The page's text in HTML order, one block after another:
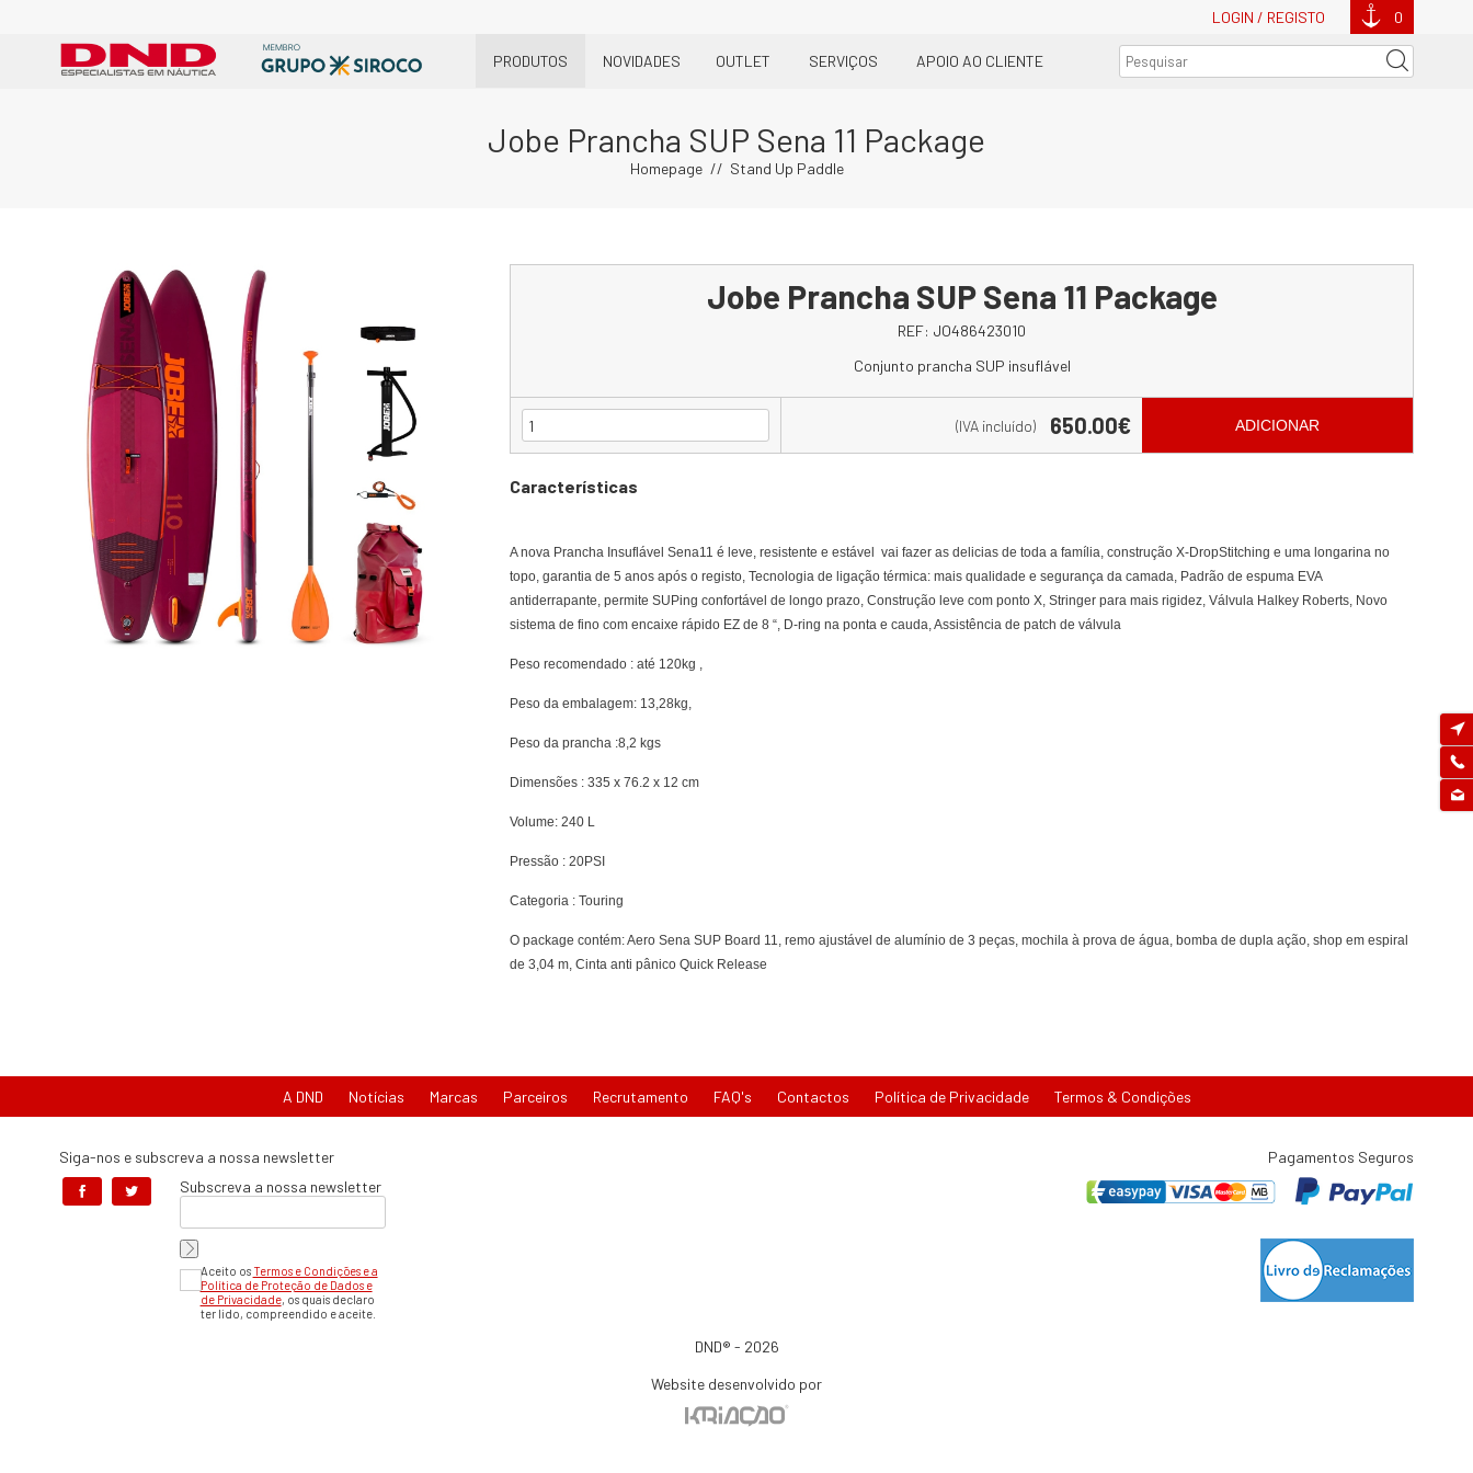
LOGIN / REGISTO 0
PRODUTOS NOVIDADES OUTLET SERVIÇOS APOIO AO CLIENTE
Jobe Prancha SUP Sena 11 Package
Homepage Stand Up Paddle
Jobe Prancha SUP Sena 11 Package
REF: JO486423010
Conjunto prancha SUP insuflável
(IVA incluído) 650.00€ ADICIONAR
Características
A nova Prancha Insuflável Sena11 é leve, resistente e estável vai fazer as delicias de toda a família, construção X-DropStitching e uma longarina no
topo, garantia de 5 anos após o registo, Tecnologia de ligação térmica: mais qualidade e segurança da camada, Padrão de espuma EVA
antiderrapante, permite SUPing confortável de longo prazo, Construção leve com ponto X, Stringer para mais rigidez, Válvula Halkey Roberts, Novo
sistema de fino com encaixe rápido EZ de 8 “, D-ring na ponta e cauda, Assistência de patch de válvula
Peso recomendado : até 120kg ,
Peso da embalagem: 13,28kg,
Peso da prancha :8,2 kgs
Dimensões : 335 x 76.2 x 12 cm
Volume: 240 L
Pressão : 20PSI
Categoria : Touring
O package contém: Aero Sena SUP Board 11, remo ajustável de alumínio de 3 peças, mochila à prova de água, bomba de dupla ação, shop em espiral
de 3,04 m, Cinta anti pânico Quick Release
A DND Notícias Marcas Parceiros Recrutamento FAQ's Contactos Política de Privacidade Termos & Condições
Siga-nos e subscreva a nossa newsletter
Subscreva a nossa newsletter
Aceito osTermos e Condições e a
Política de Proteção de Dados e
de Privacidade, os quais declaro
ter lido, compreendido e aceite.
Pagamentos Seguros
DND® - 2026
Website desenvolvido por